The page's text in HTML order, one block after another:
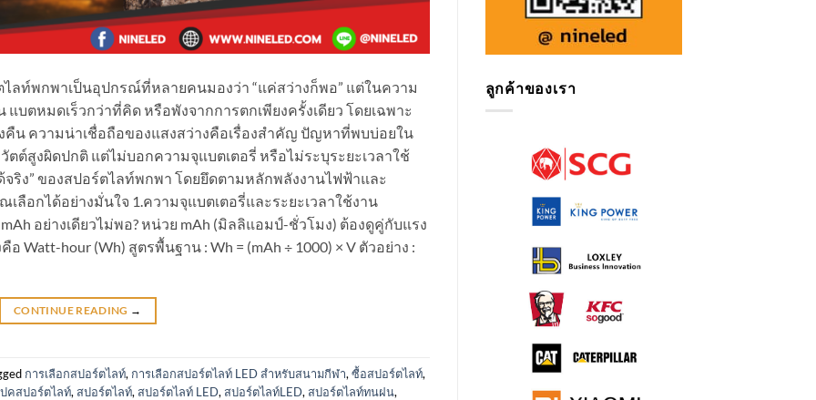
ไลท์พกพาเป็นอุปกรณ์ที่หลายคนมองว่า “แค่สว่างก็พอ” แต่ในความ
แบตหมดเร็วกว่าที่คิด หรือพังจากการตกเพียงครั้งเดียว โดยเฉพาะ
คืน ความน่าเชื่อถือของแสงสว่างคือเรื่องสำคัญ ปัญหาที่พบบ่อยใน
ต์สูงผิดปกติ แต่ไม่บอกความจุแบตเตอรี่ หรือไม่ระบุระยะเวลาใช้
จริง” ของสปอร์ตไลท์พกพา โดยยึดตามหลักพลังงานไฟฟ้าและ
ลือกได้อย่างมั่นใจ 1.ความจุแบตเตอรี่และระยะเวลาใช้งาน
อย่างเดียวไม่พอ? หน่วย mAh (มิลลิแอมป์-ชั่วโมง) ต้องดูคู่กับแรง
Watt-hour (Wh) สูตรพื้นฐาน : Wh = (mAh ÷ 1000) × V ตัวอย่าง :
CONTINUE READING →
การเลือกสปอร์ตไลท์, การเลือกสปอร์ตไลท์ LED สำหรับสนามกีฬา, ซื้อสปอร์ตไลท์,
คสปอร์ตไลท์, สปอร์ตไลท์, สปอร์ตไลท์ LED, สปอร์ตไลท์LED, สปอร์ตไลท์ทนฝน,
ลูกค้าของเรา